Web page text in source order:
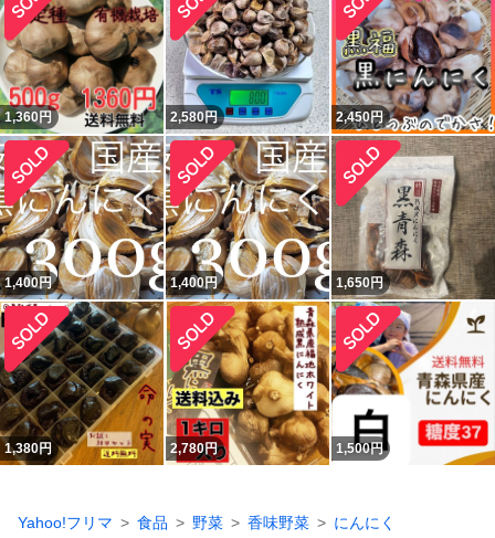
1,360円 2,580円 2,450円
1,400円 1,400円 1,650円
1,380円 2,780円 1,500円
Yahoo!フリマ 食品 野菜 香味野菜 にんにく